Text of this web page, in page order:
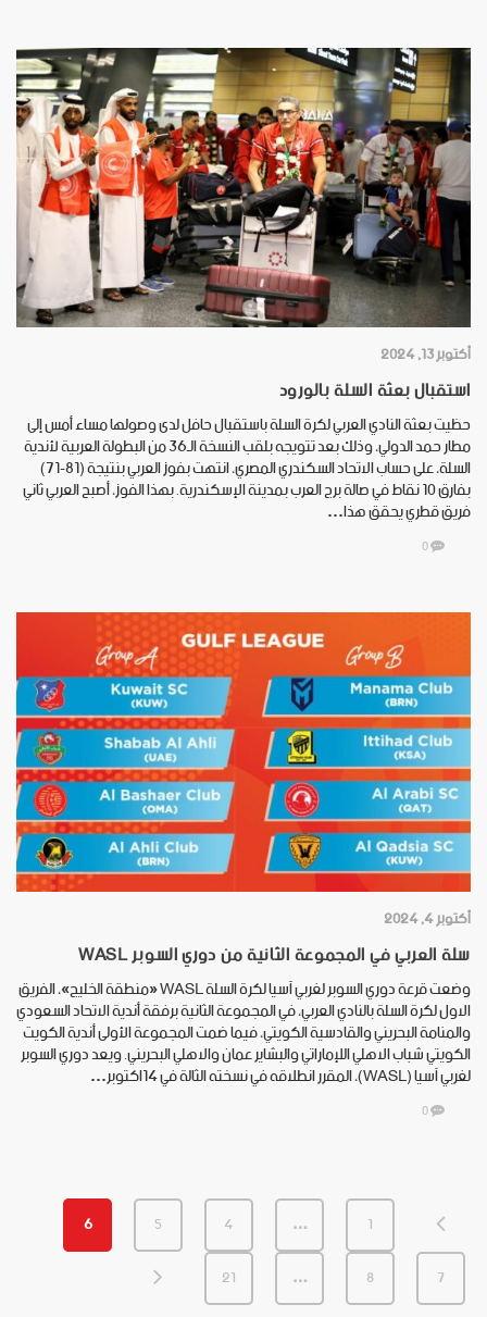
أكتوبر 13, 2024
استقبال بعثة السلة بالورود
حظيت بعثة النادي العربي لكرة السلة باستقبال حافل لدى وصولها مساء أمس إلى
مطار حمد الدولي، وذلك بعد تتويجه بلقب النسخة الـ36 من البطولة العربية لأندية
السلة، على حساب الاتحاد السكندري المصري، انتهت بفوز العربي بنتيجة (81-71)
بفارق 10 نقاط في صالة برج العرب بمدينة الإسكندرية. بهذا الفوز، أصبح العربي ثاني
فريق قطري يحقق هذا…
0
أكتوبر 4, 2024
سلة العربي في المجموعة الثانية من دوري السوبر WASL
وضعت قرعة دوري السوبر لغربي آسيا لكرة السلة WASL «منطقة الخليج»، الفريق
الاول لكرة السلة بالنادي العربي، في المجموعة الثانية برفقة أندية الاتحاد السعودي
والمنامة البحريني والقادسية الكويتي، فيما ضمت المجموعة الأولى أندية الكويت
الكويتي شباب الاهلي اللإماراتي والبشاير عمان والاهلي البحريني. ويعد دوري السوبر
لغربي آسيا (WASL)، المقرر انطلاقه في نسخته الثالة في 14اكتوبر…
0
1
…
4
5
6
7
8
…
21